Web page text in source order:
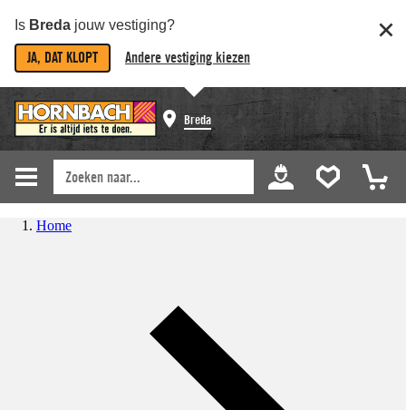
Is Breda jouw vestiging?
JA, DAT KLOPT Andere vestiging kiezen
Breda
Home